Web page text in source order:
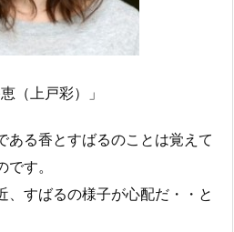
恵（上戸彩）」
ある香とすばるのことは覚えて
す。
、すばるの様子が心配だ・・と